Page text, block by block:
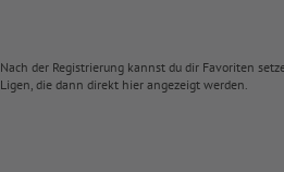
Nach der Registrierung kannst du dir Favoriten
Ligen, die dann direkt hier angezeigt werden.